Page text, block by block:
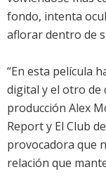
fondo, intenta
aflorar dentro de
“En esta película
digital y el otro de
producción Alex
Report y El Club
provocadora que
relación que